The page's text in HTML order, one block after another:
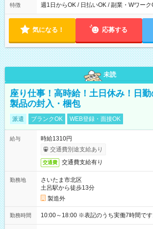
能！ └平日・土曜日の中で、お好きな曜日
18:00 などのように、自由な働き方が可
特徴 週1日からOK / 日払いOK / 副業・Wワーク
気になる！ 応募する
未読
座り仕事！高時給！土日休み！日勤
製品の封入・梱包
派遣 ブランクOK WEB登録・面接OK
給与
時給1310円
交通費別途支給あり
交通費 交通費支給有り
勤務地
さいたま市北区
土呂駅から徒歩13分
製造外
勤務時間 10:00～18:00 ※表記のうち実働7時間です